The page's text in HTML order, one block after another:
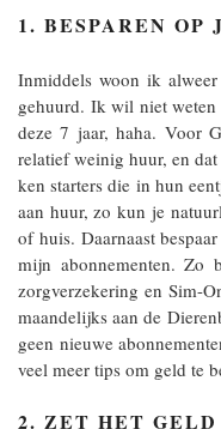
1. BESPAREN OP
Inmiddels woon ik
gehuurd. Ik wil niet weten
deze 7 jaar, haha. Voor
relatief weinig huur, en
ken starters die in hun
aan huur, zo kun je
of huis. Daarnaast
mijn abonnementen. Zo
zorgverzekering en Sim-
maandelijks aan de
geen nieuwe
veel meer tips om geld te
2. ZET HET